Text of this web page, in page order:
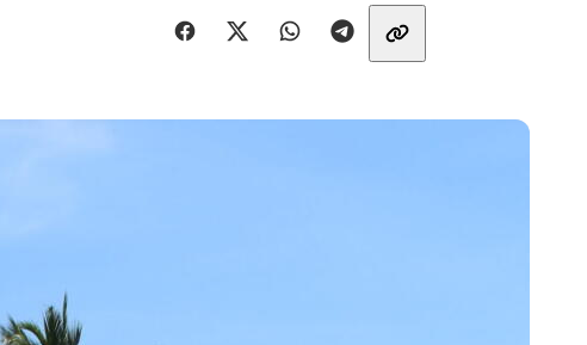
Udostępnij znajomym